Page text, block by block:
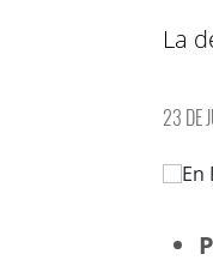
La
23 DE